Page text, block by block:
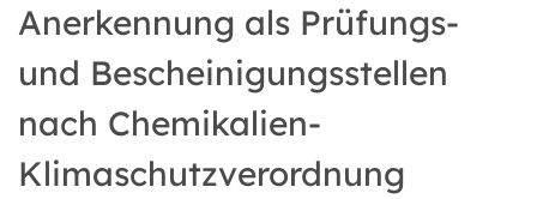
Anerkennung als Prüfungs-
und Bescheinigungsstellen
nach Chemikalien-
Klimaschutzverordnung